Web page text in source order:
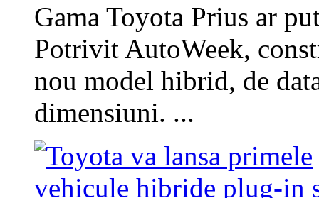
Gama Toyota Prius ar
Potrivit AutoWeek,
nou model hibrid, de
dimensiuni. ...